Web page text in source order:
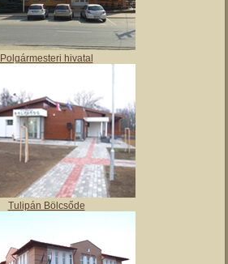
Angyalos
Polgármesteri hivatal